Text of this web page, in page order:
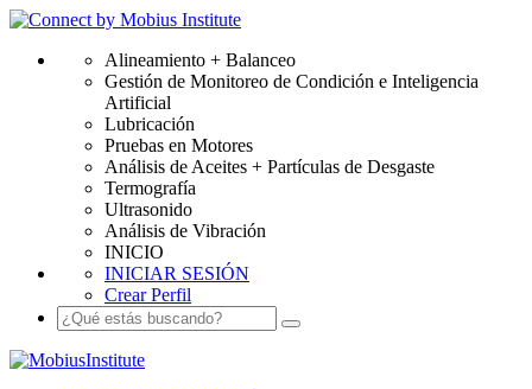
Alineamiento + Balanceo
Gestión de Monitoreo de Condición e Inteligencia
Artificial
Lubricación
Pruebas en Motores
Análisis de Aceites + Partículas de Desgaste
Termografía
Ultrasonido
Análisis de Vibración
INICIO
INICIAR SESIÓN
Crear Perfil